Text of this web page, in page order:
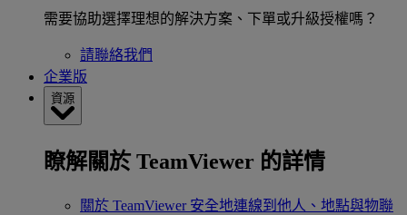
需要協助選擇理想的解決方案、下單或升級授權嗎？
請聯絡我們
企業版
資源
瞭解關於 TeamViewer 的詳情
關於 TeamViewer 安全地連線到他人、地點與物聯